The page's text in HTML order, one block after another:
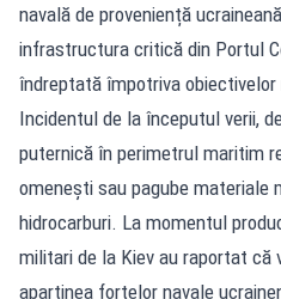
navală de proveniență
infrastructura critică din Portul
îndreptată împotriva obiectivelor
Incidentul de la începutul verii,
puternică în perimetrul maritim
omenești sau pagube materiale
hidrocarburi. La momentul
militari de la Kiev au raportat
aparținea forțelor navale